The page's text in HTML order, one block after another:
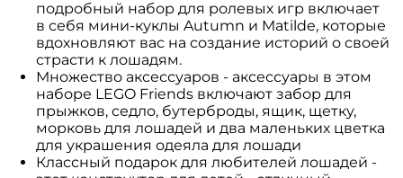
подробный набор для ролевых игр включает
в себя мини-куклы Autumn и Matilde, которые
вдохновляют вас на создание историй о своей
страсти к лошадям.
Множество аксессуаров - аксессуары в этом
наборе LEGO Friends включают забор для
прыжков, седло, бутерброды, ящик, щетку,
морковь для лошадей и два маленьких цветка
для украшения одеяла для лошади
Классный подарок для любителей лошадей -